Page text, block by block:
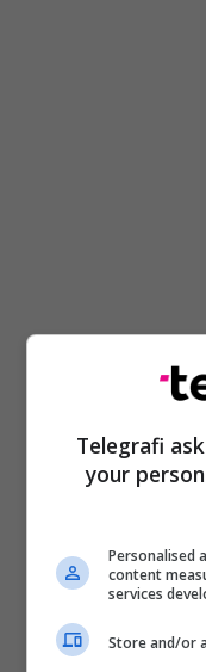
Telegrafi
your
Personalised
content
services
Store and/or